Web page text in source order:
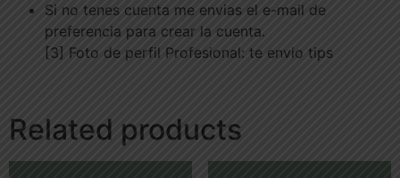
Si no tenes cuenta me envias el e-mail de
preferencia para crear la cuenta.
[3] Foto de perfil Profesional: te envio tips
Related products